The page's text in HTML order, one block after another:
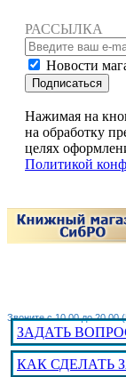
РАССЫЛКА
Новости
Подписаться
Нажимая на
на обработку
целях
Политикой
Звоните с 10.00 до 20.00
ЗАДАТЬ
КАК СДЕЛАТЬ